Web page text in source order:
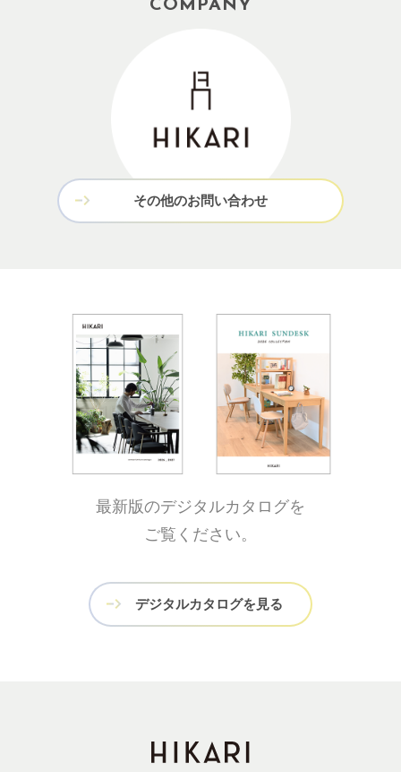
COMPANY
その他のお問い合わせ
最新版のデジタルカタログを
ご覧ください。
デジタルカタログを見る